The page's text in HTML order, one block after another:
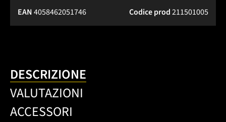
Codice prod211501005
EAN4058462051746
DESCRIZIONE
VALUTAZIONI
ACCESSORI